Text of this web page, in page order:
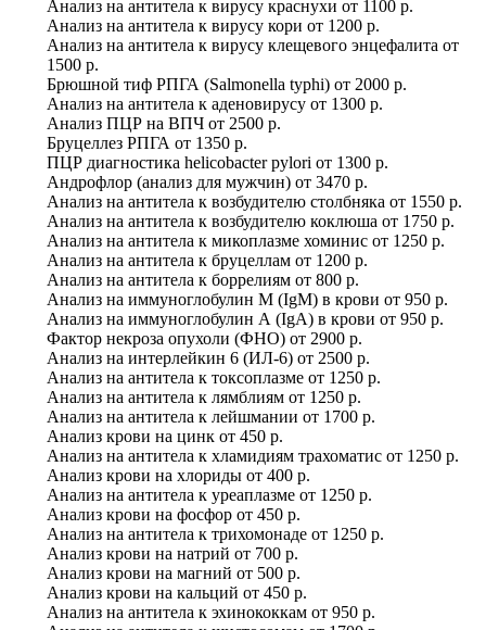
Анализ на антитела к вирусу краснухи от 1100 р.
Анализ на антитела к вирусу кори от 1200 р.
Анализ на антитела к вирусу клещевого энцефалита от
1500 р.
Брюшной тиф РПГА (Salmonella typhi) от 2000 р.
Анализ на антитела к аденовирусу от 1300 р.
Анализ ПЦР на ВПЧ от 2500 р.
Бруцеллез РПГА от 1350 р.
ПЦР диагностика helicobacter pylori от 1300 р.
Андрофлор (анализ для мужчин) от 3470 р.
Анализ на антитела к возбудителю столбняка от 1550 р.
Анализ на антитела к возбудителю коклюша от 1750 р.
Анализ на антитела к микоплазме хоминис от 1250 р.
Анализ на антитела к бруцеллам от 1200 р.
Анализ на антитела к боррелиям от 800 р.
Анализ на иммуноглобулин М (IgM) в крови от 950 р.
Анализ на иммуноглобулин А (IgA) в крови от 950 р.
Фактор некроза опухоли (ФНО) от 2900 р.
Анализ на интерлейкин 6 (ИЛ-6) от 2500 р.
Анализ на антитела к токсоплазме от 1250 р.
Анализ на антитела к лямблиям от 1250 р.
Анализ на антитела к лейшмании от 1700 р.
Анализ крови на цинк от 450 р.
Анализ на антитела к хламидиям трахоматис от 1250 р.
Анализ крови на хлориды от 400 р.
Анализ на антитела к уреаплазме от 1250 р.
Анализ крови на фосфор от 450 р.
Анализ на антитела к трихомонаде от 1250 р.
Анализ крови на натрий от 700 р.
Анализ крови на магний от 500 р.
Анализ крови на кальций от 450 р.
Анализ на антитела к эхинококкам от 950 р.